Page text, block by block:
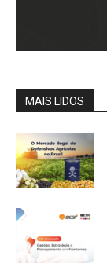
MAIS LIDOS